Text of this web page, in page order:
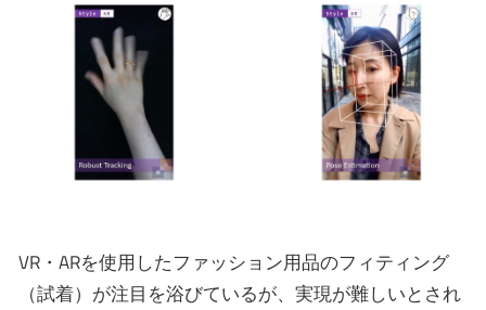
VR・ARを使用したファッション用品のフィティング
（試着）が注目を浴びているが、実現が難しいとされ